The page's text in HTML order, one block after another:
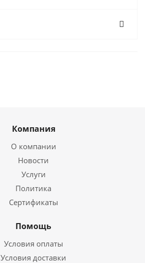
Компания
О компании
Новости
Услуги
Политика
Сертификаты
Помощь
Условия оплаты
Условия доставки